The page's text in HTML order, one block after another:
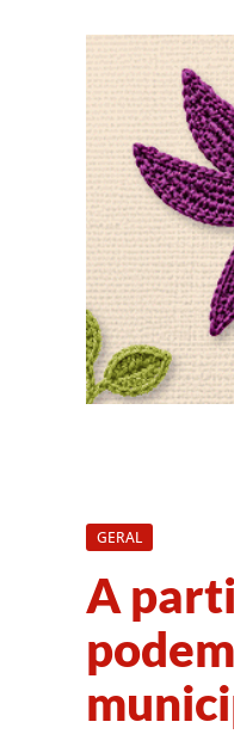
GERAL
A